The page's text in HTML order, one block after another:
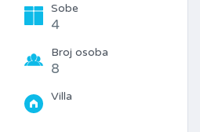
Sobe
4
Broj osoba
8
Villa